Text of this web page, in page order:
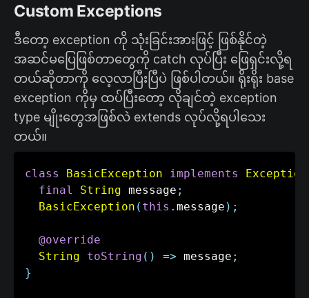
Custom Exceptions
ဒီတော့ exception ကို သုံးခြင်းအားဖြင့် ဖြစ်နိုင်တဲ့
အဆင်မပြေဖြစ်တာတွေကို catch လုပ်ပြီး ဖြေရှင်းလို့ရ
တယ်ဆိုတာကို လေ့လာပြီးပြီပဲ ဖြစ်ပါတယ်။ ရိုးရိုး base
exception ကိုမှ ထပ်ပြီးတော့ လိုချင်တဲ့ exception
type မျိုးတွေအဖြစ်လဲ extends လုပ်လို့ရပါသေး
တယ်။
class BasicException implements
Exception
final
String message ;
BasicException ( this . message ) ;
@override
String
toString ( ) => message ;
}